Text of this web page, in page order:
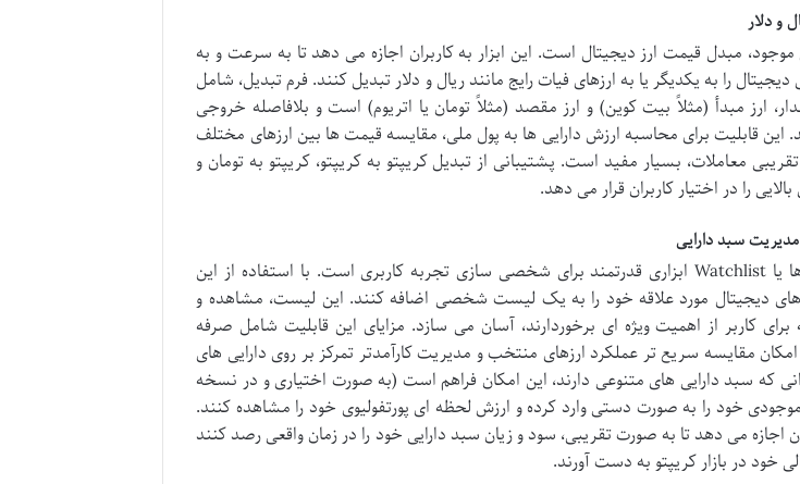
و دلار
موجود، مبدل قیمت ارز دیجیتال است. این ابزار به کاربران اجازه می دهد تا به سرعت و به
را به یکدیگر یا به ارزهای فیات رایج مانند ریال و دلار تبدیل کنند. فرم تبدیل، شامل
ارز مبدأ (مثلاً بیت کوین) و ارز مقصد (مثلاً تومان یا اتریوم) است و بلافاصله خروجی
قابلیت برای محاسبه ارزش دارایی ها به پول ملی، مقایسه قیمت ها بین ارزهای مختلف
معاملات، بسیار مفید است. پشتیبانی از تبدیل کریپتو به کریپتو، کریپتو به تومان و
را در اختیار کاربران قرار می دهد.
سبد دارایی
قابلیت لیست علاقه مندی ها یا Watchlist ابزاری قدرتمند برای شخصی سازی تجربه کاربری است. با استفاده از این
دیجیتال مورد علاقه خود را به یک لیست شخصی اضافه کنند. این لیست، مشاهده و
برای کاربر از اهمیت ویژه ای برخوردارند، آسان می سازد. مزایای این قابلیت شامل صرفه
مقایسه سریع تر عملکرد ارزهای منتخب و مدیریت کارآمدتر تمرکز بر روی دارایی های
که سبد دارایی های متنوعی دارند، این امکان فراهم است (به صورت اختیاری و در نسخه
خود را به صورت دستی وارد کرده و ارزش لحظه ای پورتفولیوی خود را مشاهده کنند.
اجازه می دهد تا به صورت تقریبی، سود و زیان سبد دارایی خود را در زمان واقعی رصد کنند
خود در بازار کریپتو به دست آورند.